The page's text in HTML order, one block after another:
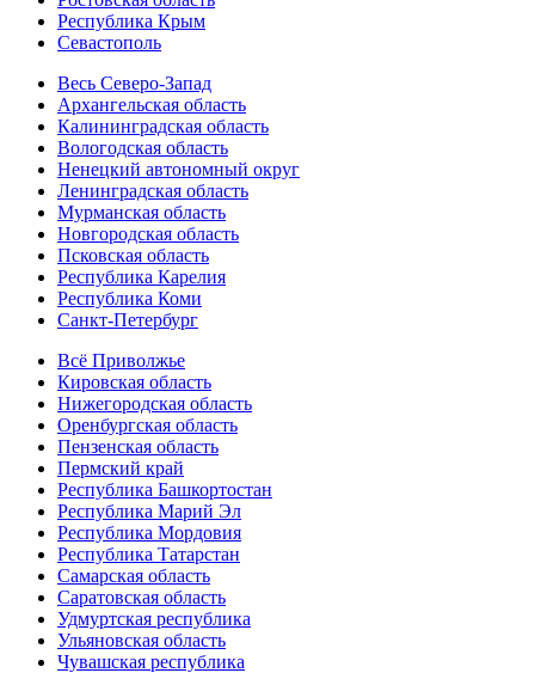
Республика Крым
Севастополь
Весь Северо-Запад
Архангельская область
Калининградская область
Вологодская область
Ненецкий автономный округ
Ленинградская область
Мурманская область
Новгородская область
Псковская область
Республика Карелия
Республика Коми
Санкт-Петербург
Всё Приволжье
Кировская область
Нижегородская область
Оренбургская область
Пензенская область
Пермский край
Республика Башкортостан
Республика Марий Эл
Республика Мордовия
Республика Татарстан
Самарская область
Саратовская область
Удмуртская республика
Ульяновская область
Чувашская республика